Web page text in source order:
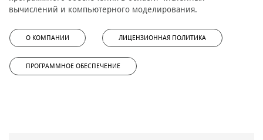
вычислений и компьютерного моделирования.
О КОМПАНИИ ЛИЦЕНЗИОННАЯ ПОЛИТИКА
ПРОГРАММНОЕ ОБЕСПЕЧЕНИЕ